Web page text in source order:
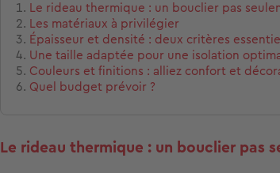
Le rideau thermique : un bouclier pas
Les matériaux à privilégier
Épaisseur et densité : deux critères
Une taille adaptée pour une isolation
Couleurs et finitions : alliez confort et
Quel budget prévoir ?
Le rideau thermique : un bouclier pas